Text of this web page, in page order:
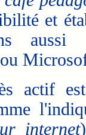
et
est
internet